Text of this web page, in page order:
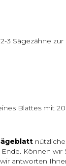
Sägezähne
Blattes mit
Können
antworten